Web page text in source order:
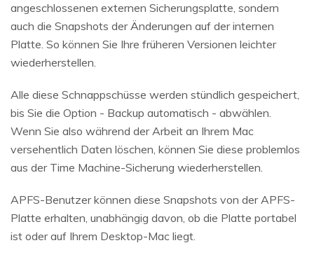
angeschlossenen externen Sicherungsplatte, sondern
auch die Snapshots der Änderungen auf der internen
Platte. So können Sie Ihre früheren Versionen leichter
wiederherstellen.
Alle diese Schnappschüsse werden stündlich gespeichert,
bis Sie die Option - Backup automatisch - abwählen.
Wenn Sie also während der Arbeit an Ihrem Mac
versehentlich Daten löschen, können Sie diese problemlos
aus der Time Machine-Sicherung wiederherstellen.
APFS-Benutzer können diese Snapshots von der APFS-
Platte erhalten, unabhängig davon, ob die Platte portabel
ist oder auf Ihrem Desktop-Mac liegt.